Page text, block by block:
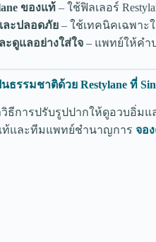
ของแท้ – ใช้ฟิลเลอร์
ละปลอดภัย – ใช้เทคนิคเฉพา
ดูแลอย่างใส่ใจ – แพทย์ให้คำ
ธรรมชาติด้วย Restylane ที่
การปรับรูปปากให้ดูอวบอิ่มแ
แท้และทีมแพทย์ชำนาญการ จอ